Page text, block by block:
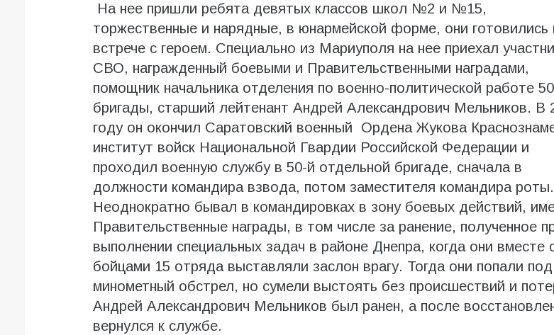
На нее пришли ребята девятых классов школ №2 и №15,
торжественные и нарядные, в юнармейской форме, они готовились
встрече с героем. Специально из Мариуполя на нее приехал
СВО, награжденный боевыми и Правительственными наградами,
помощник начальника отделения по военно-политической работе
бригады, старший лейтенант Андрей Александрович Мельников. В
году он окончил Саратовский военный Ордена Жукова
институт войск Национальной Гвардии Российской Федерации и
проходил военную службу в 50-й отдельной бригаде, сначала в
должности командира взвода, потом заместителя командира роты.
Неоднократно бывал в командировках в зону боевых действий,
Правительственные награды, в том числе за ранение, полученное
выполнении специальных задач в районе Днепра, когда они вместе
бойцами 15 отряда выставляли заслон врагу. Тогда они попали под
минометный обстрел, но сумели выстоять без происшествий и
Андрей Александрович Мельников был ранен, а после
вернулся к службе.